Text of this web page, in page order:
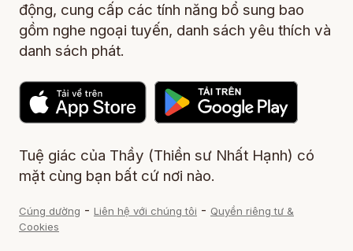
động, cung cấp các tính năng bổ sung bao
gồm nghe ngoại tuyến, danh sách yêu thích và
danh sách phát.
Tuệ giác của Thầy (Thiền sư Nhất Hạnh) có
mặt cùng bạn bất cứ nơi nào.
Cúng dường - Liên hệ với chúng tôi - Quyền riêng tư &
Cookies